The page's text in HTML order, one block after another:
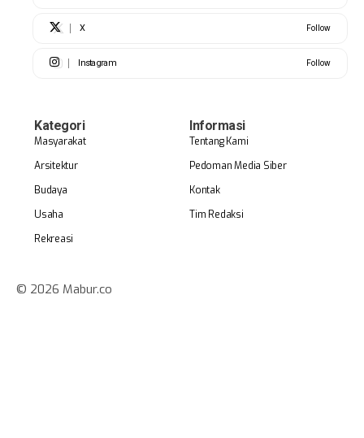
X Follow
Instagram Follow
Kategori
Masyarakat
Arsitektur
Budaya
Usaha
Rekreasi
Informasi
Tentang Kami
Pedoman Media Siber
Kontak
Tim Redaksi
© 2026 Mabur.co